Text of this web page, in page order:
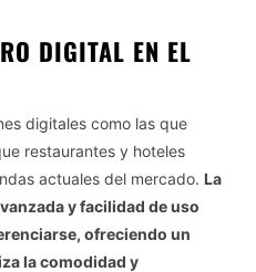
DIGITAL EN EL
digitales como las que
restaurantes y hoteles
actuales del mercado. La
y facilidad de uso
ofreciendo un
la comodidad y